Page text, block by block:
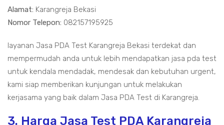
Alamat: Karangreja Bekasi
Nomor Telepon: 082157195925
layanan Jasa PDA Test Karangreja Bekasi terdekat dan
mempermudah anda untuk lebih mendapatkan jasa pda test
untuk kendala mendadak, mendesak dan kebutuhan urgent,
kami siap memberikan kunjungan untuk melakukan
kerjasama yang baik dalam Jasa PDA Test di Karangreja.
3. Harga Jasa Test PDA Karangreja